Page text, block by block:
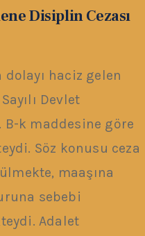
Disiplin Cezası
haciz gelen
Devlet
B-k maddesine göre
Söz konusu ceza
maaşına
sebebi
Adalet